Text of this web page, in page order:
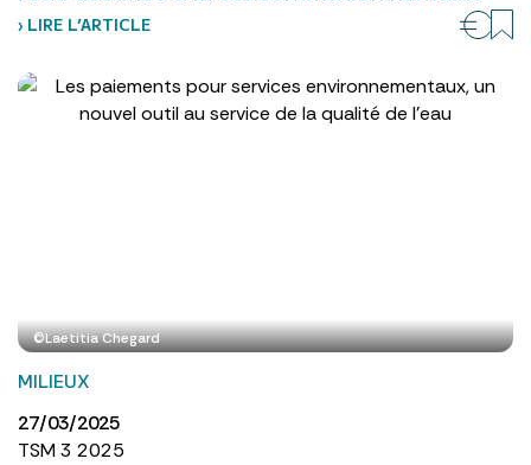
› LIRE L’ARTICLE
©Laetitia Chegard
MILIEUX
27/03/2025
TSM 3 2025